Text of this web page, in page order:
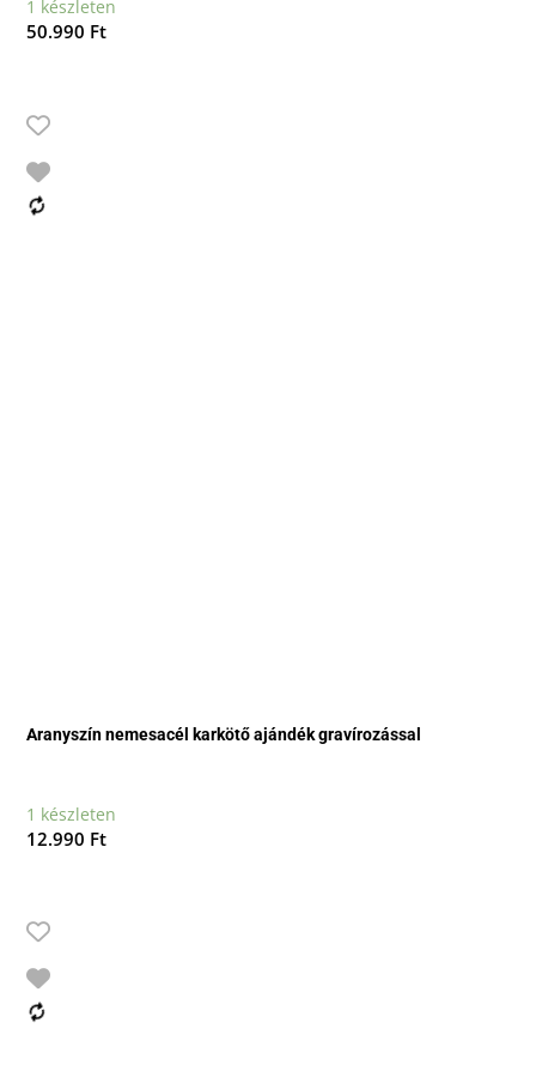
1 készleten
50.990 Ft
Aranyszín nemesacél karkötő ajándék gravírozással
1 készleten
12.990 Ft